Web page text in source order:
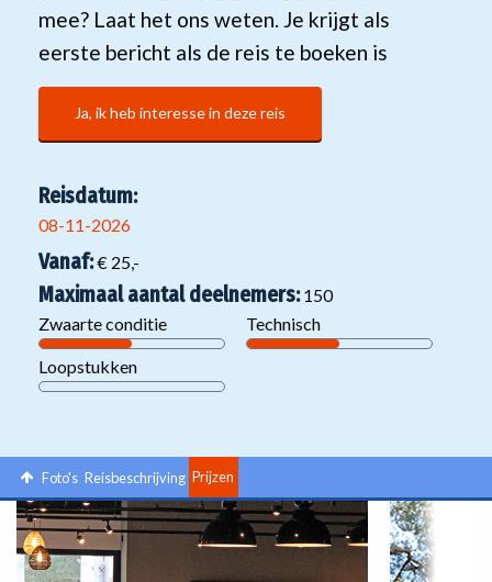
mee? Laat het ons weten. Je krijgt als
eerste bericht als de reis te boeken is
Ja, ik heb interesse in deze reis
Reisdatum:
08-11-2026
Vanaf:€ 25,-
Maximaal aantal deelnemers:150
Zwaarte conditie
Technisch
Loopstukken
Foto's Reisbeschrijving Prijzen